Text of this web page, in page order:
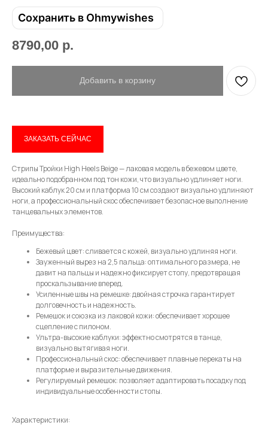
покупку! Подпишись на нашу рассылку
...и узнавай об акциях первой!
Имя
Телефон
Сохранить в Ohmywishes
8790,00 р.
Добавить в корзину
ЗАКАЗАТЬ СЕЙЧАС
Стрипы Тройки High Heels Beige — лаковая модель в бежевом цвете,
идеально подобранном под тон кожи, что визуально удлиняет ноги.
Высокий каблук 20 см и платформа 10 см создают визуально удлиняют
ноги, а профессиональный скос обеспечивает безопасное выполнение
танцевальных элементов.
Преимущества:
Бежевый цвет: сливается с кожей, визуально удлиняя ноги.
Зауженный вырез на 2,5 пальца: оптимального размера, не
давит на пальцы и надежно фиксирует стопу, предотвращая
проскальзывание вперед.
Усиленные швы на ремешке: двойная строчка гарантирует
долговечность и надежность.
Ремешок и союзка из лаковой кожи: обеспечивает хорошее
сцепление с пилоном.
Ультра-высокие каблуки: эффектно смотрятся в танце,
визуально вытягивая ноги.
Профессиональный скос: обеспечивает плавные перекаты на
платформе и выразительные движения.
Регулируемый ремешок: позволяет адаптировать посадку под
индивидуальные особенности стопы.
Характеристики: